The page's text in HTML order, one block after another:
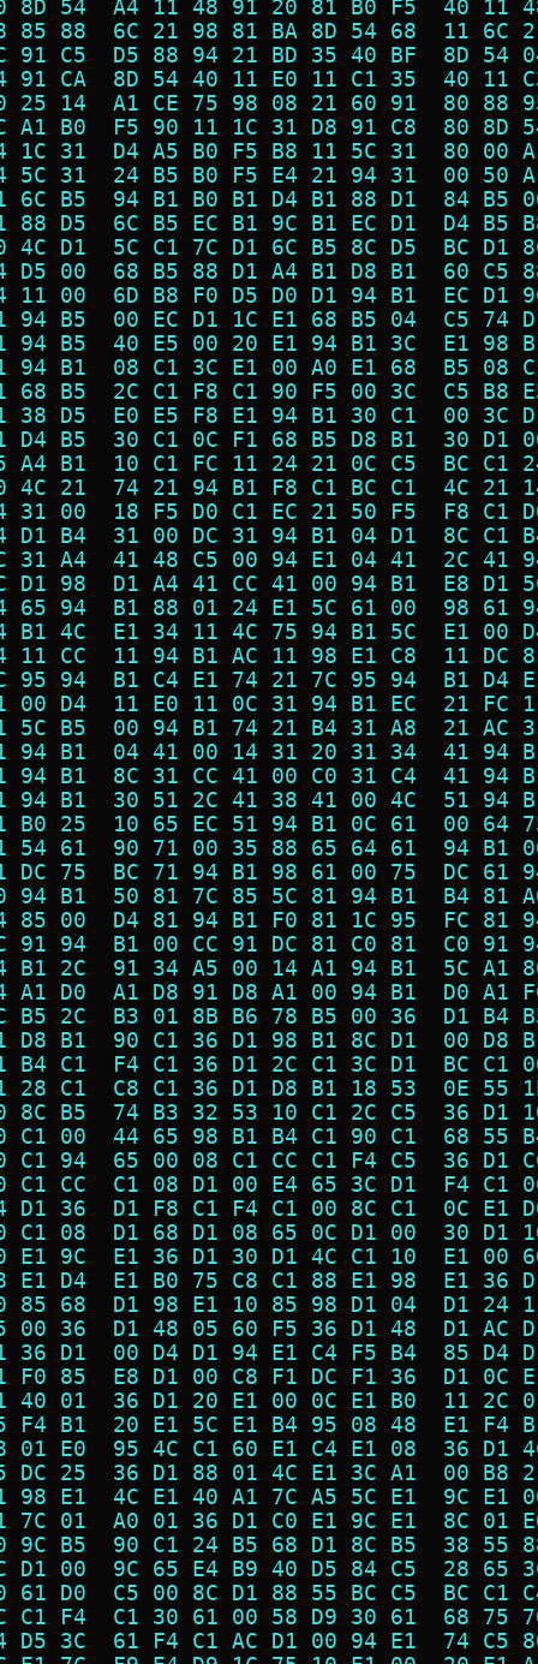
8D 54  A4 11 48 91 20 81 B0 F5  40
85 88  6C 21 98 81 BA 8D 54 68  11
91 C5  D5 88 94 21 BD 35 40 BF  8D
91 CA  8D 54 40 11 E0 11 C1 35  40
25 14  A1 CE 75 98 08 21 60 91  80
A1 B0  F5 90 11 1C 31 D8 91 C8  80
1C 31  D4 A5 B0 F5 B8 11 5C 31  80
5C 31  24 B5 B0 F5 E4 21 94 31  00
6C B5  94 B1 B0 B1 D4 B1 88 D1  84
88 D5  6C B5 EC B1 9C B1 EC D1  D4
4C D1  5C C1 7C D1 6C B5 8C D5  BC
D5 00  68 B5 88 D1 A4 B1 D8 B1  60
11 00  6D B8 F0 D5 D0 D1 94 B1  EC
94 B5  00 EC D1 1C E1 68 B5 04  C5
94 B5  40 E5 00 20 E1 94 B1 3C  E1
94 B1  08 C1 3C E1 00 A0 E1 68  B5
68 B5  2C C1 F8 C1 90 F5 00 3C  C5
38 D5  E0 E5 F8 E1 94 B1 30 C1  00
D4 B5  30 C1 0C F1 68 B5 D8 B1  30
A4 B1  10 C1 FC 11 24 21 0C C5  BC
4C 21  74 21 94 B1 F8 C1 BC C1  4C
31 00  18 F5 D0 C1 EC 21 50 F5  F8
D1 B4  31 00 DC 31 94 B1 04 D1  8C
31 A4  41 48 C5 00 94 E1 04 41  2C
D1 98  D1 A4 41 CC 41 00 94 B1  E8
65 94  B1 88 01 24 E1 5C 61 00  98
B1 4C  E1 34 11 4C 75 94 B1 5C  E1
11 CC  11 94 B1 AC 11 98 E1 C8  11
95 94  B1 C4 E1 74 21 7C 95 94  B1
00 D4  11 E0 11 0C 31 94 B1 EC  21
5C B5  00 94 B1 74 21 B4 31 A8  21
94 B1  04 41 00 14 31 20 31 34  41
94 B1  8C 31 CC 41 00 C0 31 C4  41
94 B1  30 51 2C 41 38 41 00 4C  51
B0 25  10 65 EC 51 94 B1 0C 61  00
54 61  90 71 00 35 88 65 64 61  94
DC 75  BC 71 94 B1 98 61 00 75  DC
94 B1  50 81 7C 85 5C 81 94 B1  B4
85 00  D4 81 94 B1 F0 81 1C 95  FC
91 94  B1 00 CC 91 DC 81 C0 81  C0
B1 2C  91 34 A5 00 14 A1 94 B1  5C
A1 D0  A1 D8 91 D8 A1 00 94 B1  D0
B5 2C  B3 01 8B B6 78 B5 00 36  D1
D8 B1  90 C1 36 D1 98 B1 8C D1  00
B4 C1  F4 C1 36 D1 2C C1 3C D1  BC
28 C1  C8 C1 36 D1 D8 B1 18 53  0E
8C B5  74 B3 32 53 10 C1 2C C5  36
C1 00  44 65 98 B1 B4 C1 90 C1  68
C1 94  65 00 08 C1 CC C1 F4 C5  36
C1 CC  C1 08 D1 00 E4 65 3C D1  F4
D1 36  D1 F8 C1 F4 C1 00 8C C1  0C
C1 08  D1 68 D1 08 65 0C D1 00  30
E1 9C  E1 36 D1 30 D1 4C C1 10  E1
E1 D4  E1 B0 75 C8 C1 88 E1 98  E1
85 68  D1 98 E1 10 85 98 D1 04  D1
00 36  D1 48 05 60 F5 36 D1 48  D1
36 D1  00 D4 D1 94 E1 C4 F5 B4  85
F0 85  E8 D1 00 C8 F1 DC F1 36  D1
40 01  36 D1 20 E1 00 0C E1 B0  11
F4 B1  20 E1 5C E1 B4 95 08 48  E1
01 E0  95 4C C1 60 E1 C4 E1 08  36
DC 25  36 D1 88 01 4C E1 3C A1  00
98 E1  4C E1 40 A1 7C A5 5C E1  9C
7C 01  A0 01 36 D1 C0 E1 9C E1  8C
9C B5  90 C1 24 B5 68 D1 8C B5  38
D1 00  9C 65 E4 B9 40 D5 84 C5  28
61 D0  C5 00 8C D1 88 55 BC C5  BC
C1 F4  C1 30 61 00 58 D9 30 61  68
D5 3C  61 F4 C1 AC D1 00 94 E1  74